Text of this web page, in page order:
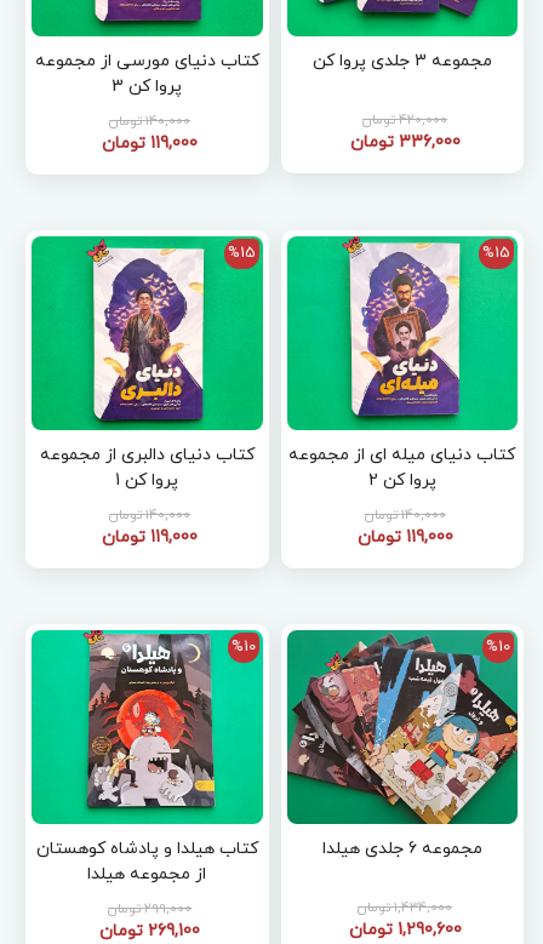
مجموعه 3 جلدی پروا کن
420,000 تومان
336,000 تومان
کتاب دنیای مورسی از مجموعه
پروا کن 3
140,000 تومان
119,000 تومان
%15
کتاب دنیای میله ای از مجموعه
پروا کن 2
140,000 تومان
119,000 تومان
%15
کتاب دنیای دالبری از مجموعه
پروا کن 1
140,000 تومان
119,000 تومان
%10
مجموعه 6 جلدی هیلدا
1,434,000 تومان
1,290,600 تومان
%10
کتاب هیلدا و پادشاه کوهستان
از مجموعه هیلدا
299,000 تومان
269,100 تومان